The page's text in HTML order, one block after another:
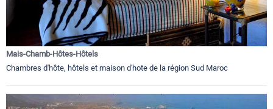
Mais-Chamb-Hôtes-Hôtels
Chambres d'hôte, hôtels et maison d'hote de la région Sud Maroc